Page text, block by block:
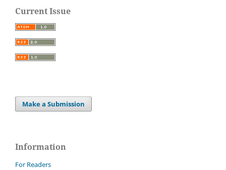
Current Issue
Make a Submission
Information
For Readers